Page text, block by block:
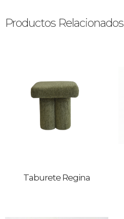
Productos Relacionados
Taburete Regina